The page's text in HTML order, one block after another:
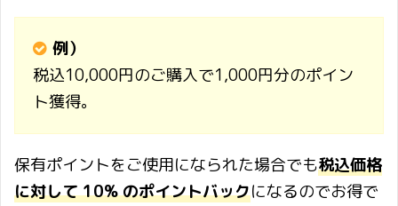
例）
税込10,000円のご購入で1,000円分のポイン
ト獲得。
保有ポイントをご使用になられた場合でも税込価格
に対して 10% のポイントバックになるのでお得で